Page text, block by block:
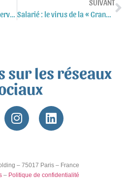
Le crédit d’impôt dans le Service à la personne
SUIVANT
Salarié : le virus de la « Grande démission » au travail se fait aussi sentir dans les entreprises en France
sur les réseaux
– 75017 Paris – France
– Politique de confidentialité